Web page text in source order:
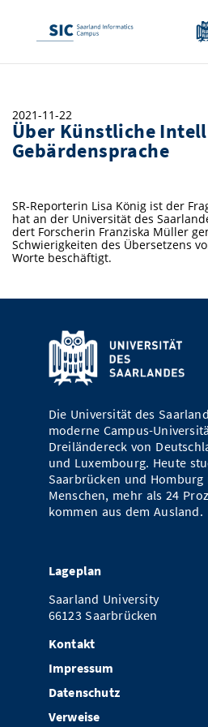
Interessierte & BewerberInnen
Angebote für SchülerInnen
10 Gründe für den SIC
Aktuelle Semesterinfos
Beratung für Studierende
Prüfungsangelegenheiten
Vom Studium in den Beruf
Service
Service und Support
Bibliothek
Study Scheduler
Forschung
Forschungsinstitutionen
Ranking
Forschungsgruppen
Bibliothek
Open Science/Open Access
Karrierewege
Promotion
News
Termine, Vorträge und
Technologietransfer
Innovationsstandort
Forschungsinstitutionen
Start-ups
News & Termine
Pressemeldungen
IT-Themenabend
News
Über Uns
Forschungsinstitutionen
Ranking
Zahlen & Fakten
Pressespiegel
Kontakt
SIC Merchandise
SIC Podcast
Kontakte & Anfahrt
AnsprechpartnerInnen,
Termine, Vorträge und
Alumni
2021-11-22
Über Künstliche
Gebärdensprache
SR-Reporterin Lisa König ist der
hat an der Universität des
dert Forscherin Franziska Müller
Schwierigkeiten des Übersetzens
Worte beschäftigt.
Die Universität des
moderne Campus-
Dreiländereck von
und Luxembourg. Heute
Saarbrücken und Homburg
Menschen, mehr als 24
kommen aus dem Ausland.
Lageplan
Saarland University
66123 Saarbrücken
Kontakt
Impressum
Datenschutz
Verweise